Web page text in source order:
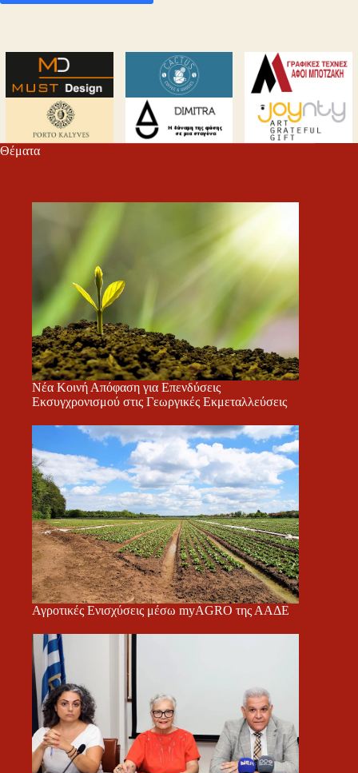
Θέματα
Νέα Κοινή Απόφαση για Επενδύσεις
Εκσυγχρονισμού στις Γεωργικές Εκμεταλλεύσεις
Αγροτικές Ενισχύσεις μέσω myAGRO της ΑΑΔΕ